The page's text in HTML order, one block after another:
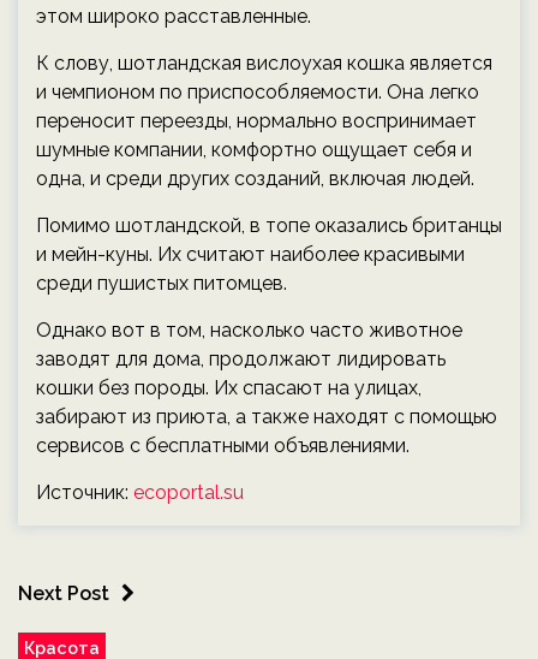
этом широко расставленные.
К слову, шотландская вислоухая кошка является
и чемпионом по приспособляемости. Она легко
переносит переезды, нормально воспринимает
шумные компании, комфортно ощущает себя и
одна, и среди других созданий, включая людей.
Помимо шотландской, в топе оказались британцы
и мейн-куны. Их считают наиболее красивыми
среди пушистых питомцев.
Однако вот в том, насколько часто животное
заводят для дома, продолжают лидировать
кошки без породы. Их спасают на улицах,
забирают из приюта, а также находят с помощью
сервисов с бесплатными объявлениями.
Источник: ecoportal.su
Next Post
Красота